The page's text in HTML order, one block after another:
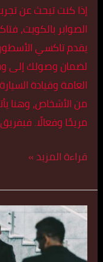
إذا كنت تبحث عن
الصوابر بالكويت،
يقدم تاكسي
لضمان وصولك إلى
العامة وقيادة
من الأشخاص، وهنا
مريحًا وفعالًا.
قراءة المزيد »
تكسي
سريع
في